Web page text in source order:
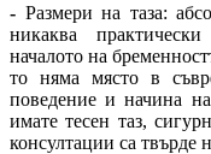
- Размери на таза:
никаква
началото на
то няма място в
поведение и начина
имате тесен таз,
консултации са твърде